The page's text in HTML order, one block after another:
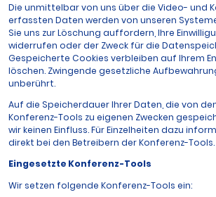
Die unmittelbar von uns über die Video- und
erfassten Daten werden von unseren
Sie uns zur Löschung auffordern, Ihre
widerrufen oder der Zweck für die
Gespeicherte Cookies verbleiben auf Ihrem
löschen. Zwingende gesetzliche
unberührt.
Auf die Speicherdauer Ihrer Daten, die von
Konferenz-Tools zu eigenen Zwecken
wir keinen Einfluss. Für Einzelheiten dazu
direkt bei den Betreibern der Konferenz-Tools.
Eingesetzte Konferenz-Tools
Wir setzen folgende Konferenz-Tools ein: